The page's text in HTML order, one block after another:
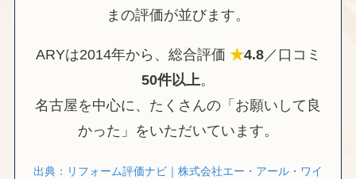
まの評価が並びます。
ARYは2014年から、総合評価 ★4.8／口コミ
50件以上。
名古屋を中心に、たくさんの「お願いして良
かった」をいただいています。
出典：リフォーム評価ナビ｜株式会社エー・アール・ワイ